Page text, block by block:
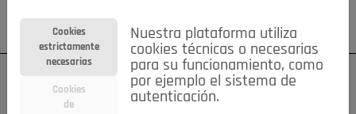
Su cuenta Regístrese ¿Olvidó su contraseña?
Cookies
estrictamente
necesarias
Cookies
de
Nuestra plataforma utiliza
cookies técnicas o necesarias
para su funcionamiento, como
por ejemplo el sistema de
autenticación.